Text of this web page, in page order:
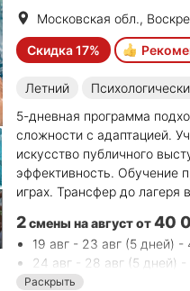
Московская обл.,
Скидка 17%
Летний
5-дневная программа
сложности с адаптацией.
искусство публичного
эффективность. Обучение
играх. Трансфер до лагеря
2смены на августот40
19 авг - 23 авг (5 дней) -
24 авг - 28 авг (5 дней) -
Раскрыть